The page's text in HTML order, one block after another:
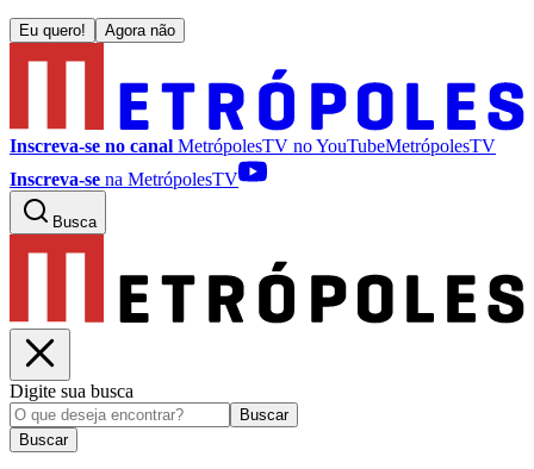
Eu quero! Agora não
Inscreva-se no canal MetrópolesTV noYouTubeMetrópolesTV
Inscreva-se na MetrópolesTV
Busca
Digite sua busca
Buscar
Buscar